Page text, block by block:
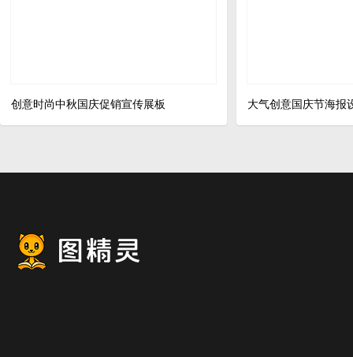
创意时尚中秋国庆促销宣传展板 大气创意国庆节海报